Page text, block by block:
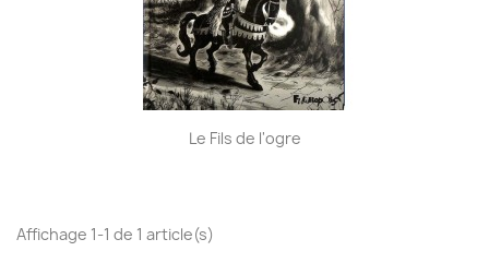
Le Fils de l'ogre
Affichage 1-1 de 1 article(s)